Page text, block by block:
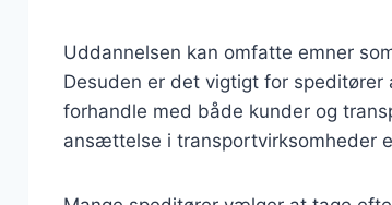
Uddannelsen kan omfatte emner
Desuden er det vigtigt for
forhandle med både kunder og
ansættelse i transportvirksomheder